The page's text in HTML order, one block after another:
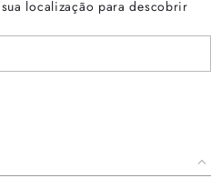
localização para descobrir